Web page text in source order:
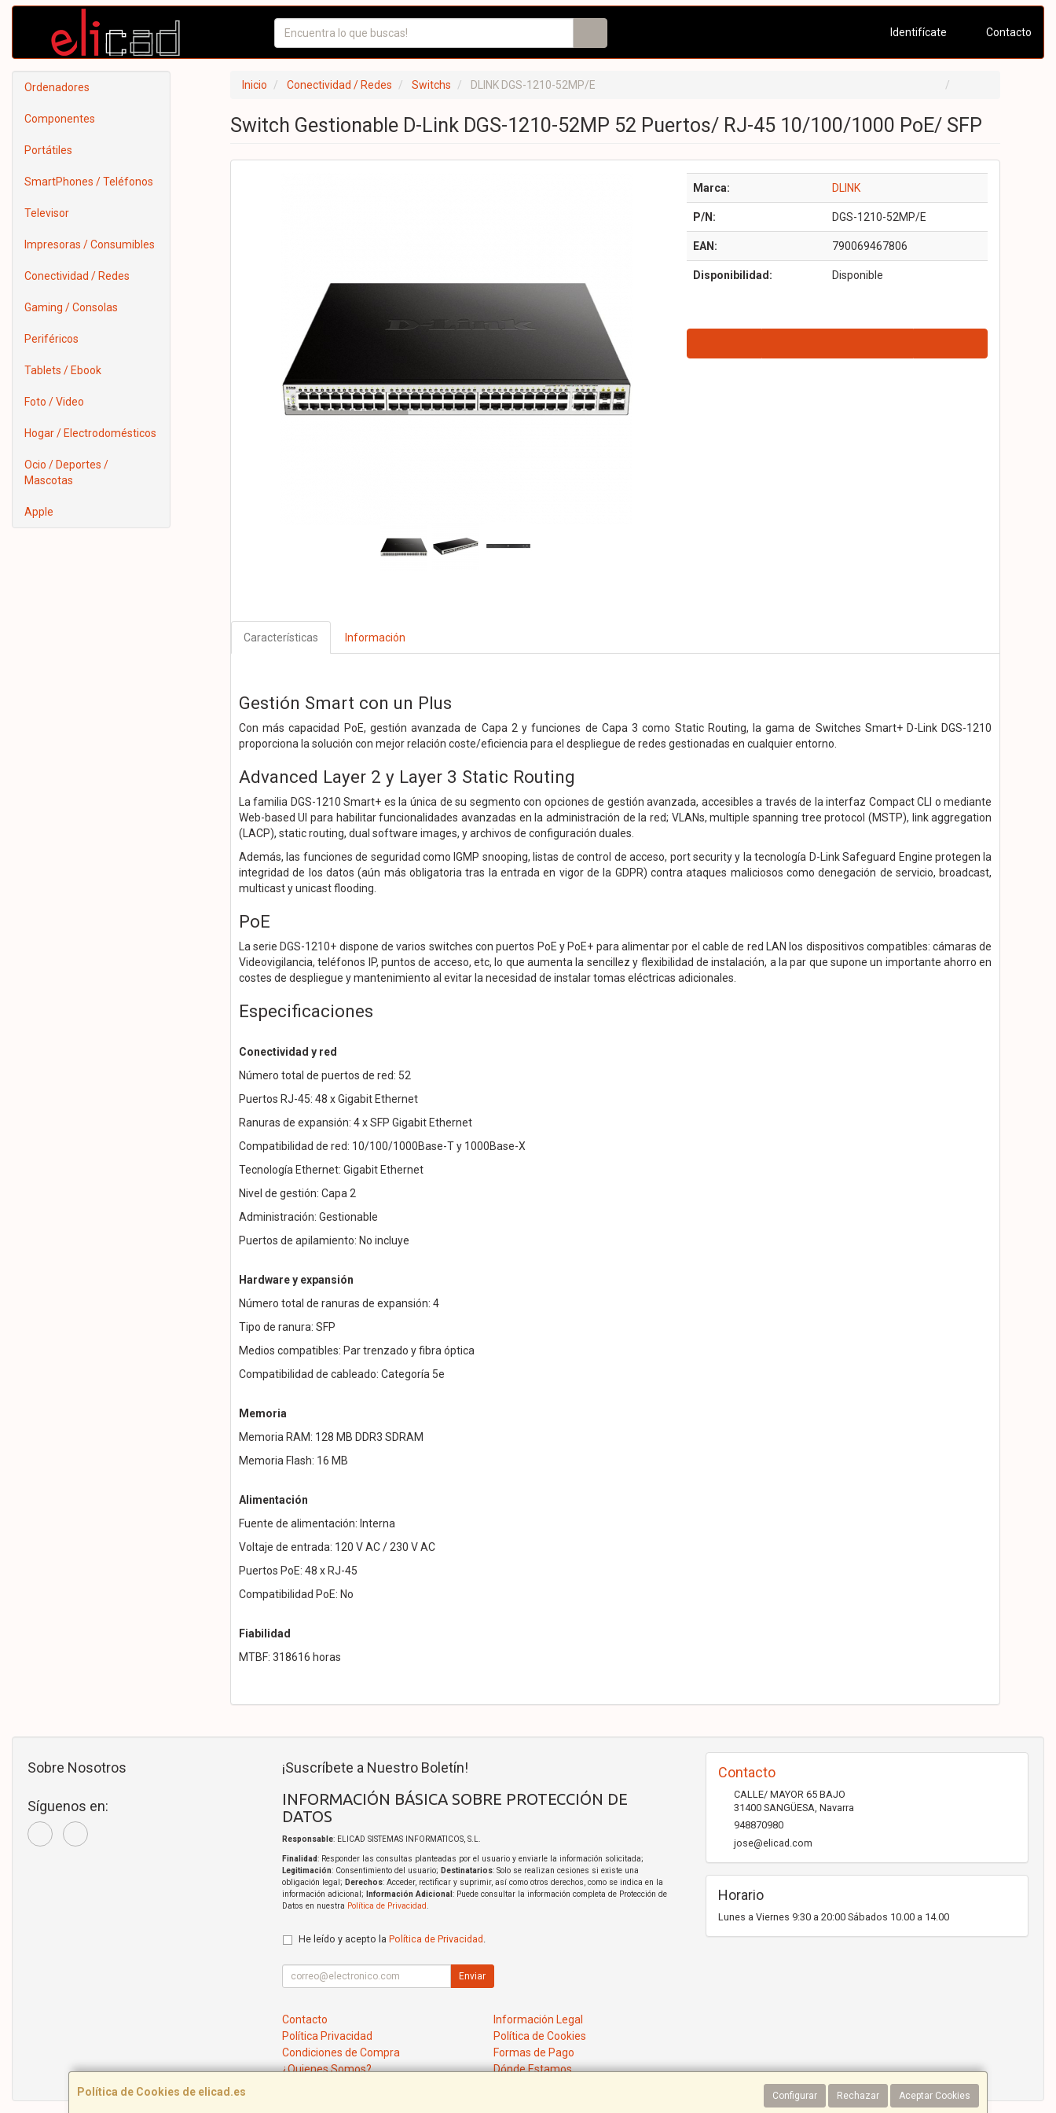
Identifícate Contacto
Ordenadores
Componentes
Portátiles
SmartPhones / Teléfonos
Televisor
Impresoras / Consumibles
Conectividad / Redes
Gaming / Consolas
Periféricos
Tablets / Ebook
Foto / Video
Hogar / Electrodomésticos
Ocio / Deportes /
Mascotas
Apple
Inicio Conectividad / Redes Switchs DLINK DGS-1210-52MP/E
Switch Gestionable D-Link DGS-1210-52MP 52 Puertos/ RJ-45 10/100/1000 PoE/ SFP
Marca: DLINK
P/N: DGS-1210-52MP/E
EAN: 790069467806
Disponibilidad: Disponible
Características Información
Gestión Smart con un Plus
Con más capacidad PoE, gestión avanzada de Capa 2 y funciones de Capa 3 como Static Routing, la gama de Switches Smart+ D-Link DGS-1210
proporciona la solución con mejor relación coste/eficiencia para el despliegue de redes gestionadas en cualquier entorno.
Advanced Layer 2 y Layer 3 Static Routing
La familia DGS-1210 Smart+ es la única de su segmento con opciones de gestión avanzada, accesibles a través de la interfaz Compact CLI o mediante
Web-based UI para habilitar funcionalidades avanzadas en la administración de la red; VLANs, multiple spanning tree protocol (MSTP), link aggregation
(LACP), static routing, dual software images, y archivos de configuración duales.
Además, las funciones de seguridad como IGMP snooping, listas de control de acceso, port security y la tecnología D-Link Safeguard Engine protegen la
integridad de los datos (aún más obligatoria tras la entrada en vigor de la GDPR) contra ataques maliciosos como denegación de servicio, broadcast,
multicast y unicast flooding.
PoE
La serie DGS-1210+ dispone de varios switches con puertos PoE y PoE+ para alimentar por el cable de red LAN los dispositivos compatibles: cámaras de
Videovigilancia, teléfonos IP, puntos de acceso, etc, lo que aumenta la sencillez y flexibilidad de instalación, a la par que supone un importante ahorro en
costes de despliegue y mantenimiento al evitar la necesidad de instalar tomas eléctricas adicionales.
Especificaciones
Conectividad y red
Número total de puertos de red: 52
Puertos RJ-45: 48 x Gigabit Ethernet
Ranuras de expansión: 4 x SFP Gigabit Ethernet
Compatibilidad de red: 10/100/1000Base-T y 1000Base-X
Tecnología Ethernet: Gigabit Ethernet
Nivel de gestión: Capa 2
Administración: Gestionable
Puertos de apilamiento: No incluye
Hardware y expansión
Número total de ranuras de expansión: 4
Tipo de ranura: SFP
Medios compatibles: Par trenzado y fibra óptica
Compatibilidad de cableado: Categoría 5e
Memoria
Memoria RAM: 128 MB DDR3 SDRAM
Memoria Flash: 16 MB
Alimentación
Fuente de alimentación: Interna
Voltaje de entrada: 120 V AC / 230 V AC
Puertos PoE: 48 x RJ-45
Compatibilidad PoE: No
Fiabilidad
MTBF: 318616 horas
Política de Cookies de elicad.es Configurar Rechazar Aceptar Cookies
Sobre Nosotros
Síguenos en:
¡Suscríbete a Nuestro Boletín!
INFORMACIÓN BÁSICA SOBRE PROTECCIÓN DE
DATOS
Responsable: ELICAD SISTEMAS INFORMATICOS, S.L.
Finalidad: Responder las consultas planteadas por el usuario y enviarle la información solicitada;
Legitimación: Consentimiento del usuario; Destinatarios: Solo se realizan cesiones si existe una
obligación legal; Derechos: Acceder, rectificar y suprimir, así como otros derechos, como se indica en la
información adicional;
Información Adicional : Puede consultar la información completa de Protección de
Datos en nuestra Política de Privacidad.
He leído y acepto la Política de Privacidad .
Enviar
Contacto
Información Legal
Política Privacidad
Política de Cookies
Condiciones de Compra
Formas de Pago
¿Quienes Somos?
Dónde Estamos
Contacto
CALLE/ MAYOR 65 BAJO
31400 SANGÜESA, Navarra
948870980
jose@elicad.com
Horario
Lunes a Viernes 9:30 a 20:00 Sábados 10.00 a 14.00